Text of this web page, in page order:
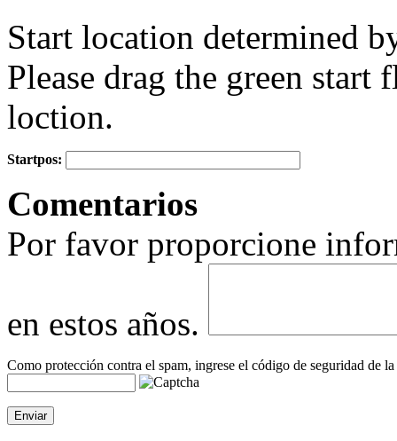
Start location determined
Please drag the green start
loction.
−
Startpos:
Comentarios
Por favor proporcione
en estos años.
Como protección contra el spam, ingrese el código de seguridad de